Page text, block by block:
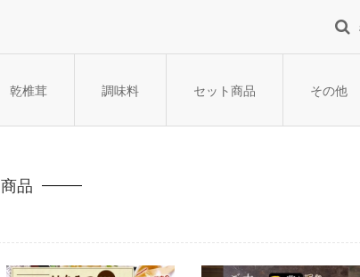
乾椎茸 調味料 セット商品 その他
品